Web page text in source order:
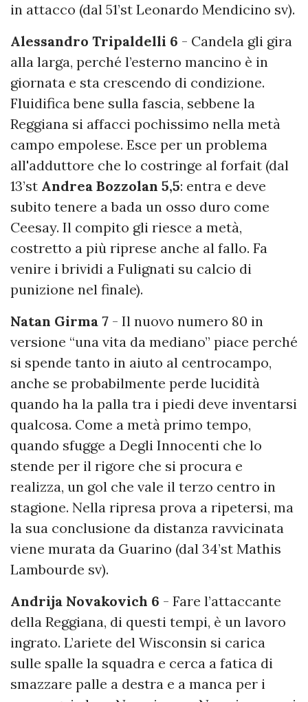
in attacco (dal 51’st Leonardo Mendicino sv).
Alessandro Tripaldelli 6 - Candela gli gira
alla larga, perché l’esterno mancino è in
giornata e sta crescendo di condizione.
Fluidifica bene sulla fascia, sebbene la
Reggiana si affacci pochissimo nella metà
campo empolese. Esce per un problema
all'adduttore che lo costringe al forfait (dal
13’st Andrea Bozzolan 5,5: entra e deve
subito tenere a bada un osso duro come
Ceesay. Il compito gli riesce a metà,
costretto a più riprese anche al fallo. Fa
venire i brividi a Fulignati su calcio di
punizione nel finale).
Natan Girma 7 - Il nuovo numero 80 in
versione “una vita da mediano” piace perché
si spende tanto in aiuto al centrocampo,
anche se probabilmente perde lucidità
quando ha la palla tra i piedi deve inventarsi
qualcosa. Come a metà primo tempo,
quando sfugge a Degli Innocenti che lo
stende per il rigore che si procura e
realizza, un gol che vale il terzo centro in
stagione. Nella ripresa prova a ripetersi, ma
la sua conclusione da distanza ravvicinata
viene murata da Guarino (dal 34’st Mathis
Lambourde sv).
Andrija Novakovich 6 - Fare l’attaccante
della Reggiana, di questi tempi, è un lavoro
ingrato. L’ariete del Wisconsin si carica
sulle spalle la squadra e cerca a fatica di
smazzare palle a destra e a manca per i